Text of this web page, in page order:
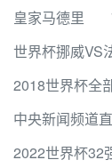
皇家马德里
世界杯挪威VS
2018世界杯全
中央新闻频道
2022世界杯32